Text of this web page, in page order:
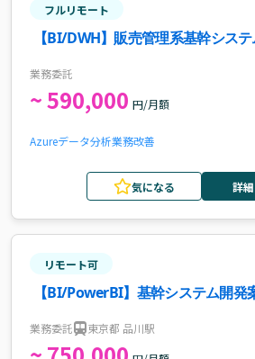
フルリモート
【BI/DWH】販売管理系基幹シス
業務委託
~ 590,000 円/月額
Azureデータ分析業務改善
気になる 詳
リモート可
【BI/PowerBI】基幹システム開発
業務委託 東京都 品川駅